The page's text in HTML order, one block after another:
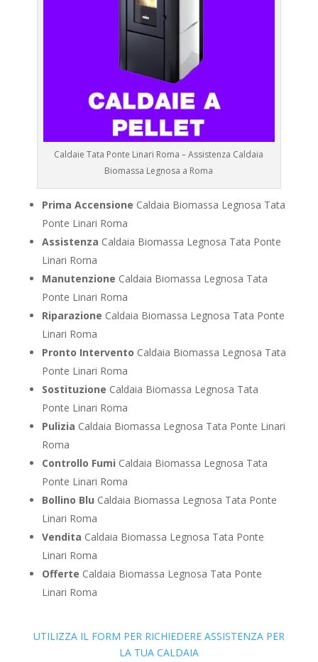
Caldaie Tata Ponte Linari Roma – Assistenza Caldaia
Biomassa Legnosa a Roma
Prima Accensione Caldaia Biomassa Legnosa Tata
Ponte Linari Roma
Assistenza Caldaia Biomassa Legnosa Tata Ponte
Linari Roma
Manutenzione Caldaia Biomassa Legnosa Tata
Ponte Linari Roma
Riparazione Caldaia Biomassa Legnosa Tata Ponte
Linari Roma
Pronto Intervento Caldaia Biomassa Legnosa Tata
Ponte Linari Roma
Sostituzione Caldaia Biomassa Legnosa Tata
Ponte Linari Roma
Pulizia Caldaia Biomassa Legnosa Tata Ponte Linari
Roma
Controllo Fumi Caldaia Biomassa Legnosa Tata
Ponte Linari Roma
Bollino Blu Caldaia Biomassa Legnosa Tata Ponte
Linari Roma
Vendita Caldaia Biomassa Legnosa Tata Ponte
Linari Roma
Offerte Caldaia Biomassa Legnosa Tata Ponte
Linari Roma
UTILIZZA IL FORM PER RICHIEDERE ASSISTENZA PER
LA TUA CALDAIA